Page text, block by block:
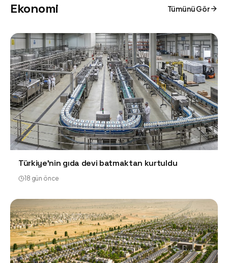
Ekonomi Tümünü Gör
Türkiye'nin gıda devi batmaktan kurtuldu
18 gün önce